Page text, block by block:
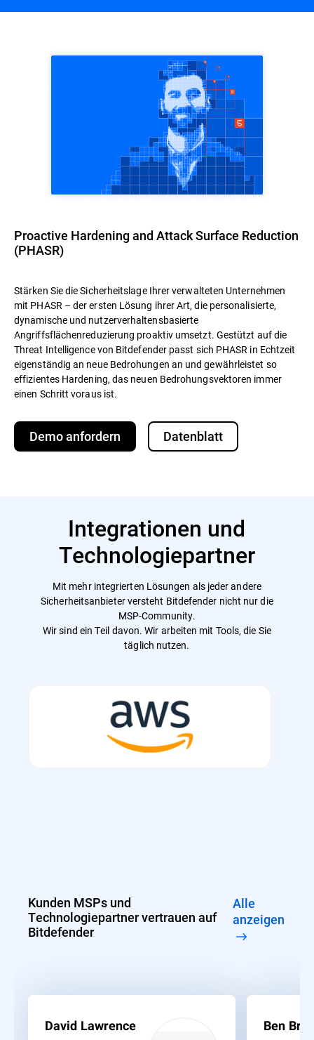
Proactive Hardening and Attack Surface Reduction
(PHASR)
Stärken Sie die Sicherheitslage Ihrer verwalteten Unternehmen
mit PHASR – der ersten Lösung ihrer Art, die personalisierte,
dynamische und nutzerverhaltensbasierte
Angriffsflächenreduzierung proaktiv umsetzt. Gestützt auf die
Threat Intelligence von Bitdefender passt sich PHASR in Echtzeit
eigenständig an neue Bedrohungen an und gewährleistet so
effizientes Hardening, das neuen Bedrohungsvektoren immer
einen Schritt voraus ist.
Demo anfordern Datenblatt
Integrationen und
Technologiepartner
Mit mehr integrierten Lösungen als jeder andere
Sicherheitsanbieter versteht Bitdefender nicht nur die
MSP-Community.
Wir sind ein Teil davon. Wir arbeiten mit Tools, die Sie
täglich nutzen.
Kunden MSPs und
Technologiepartner vertrauen auf
Bitdefender
Alle
anzeigen
David Lawrence Ben